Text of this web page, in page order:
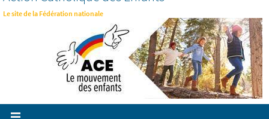
Le site de la Fédération nationale